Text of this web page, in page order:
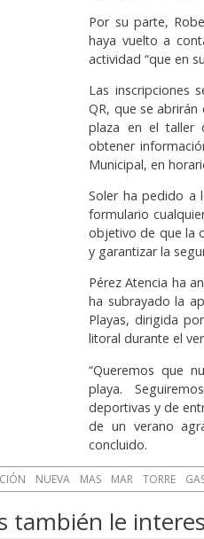
Por su parte,
haya vuelto a
actividad “que en
Las inscripciones
QR, que se
plaza en el taller
obtener
Municipal, en
Soler ha pedido a
formulario
objetivo de que la
y garantizar la
Pérez Atencia ha
ha subrayado la
Playas, dirigida
litoral durante el
“Queremos que
playa.
deportivas y de
de un verano
concluido.
NUEVA MAS MAR TORRE
también le